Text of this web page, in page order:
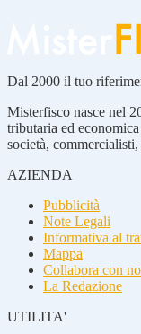
Dal 2000 il tuo
Misterfisco nasce nel
tributaria ed
società,
AZIENDA
Pubblicità
Note Legali
Informativa al
Mappa
Collabora con
La Redazione
UTILITA'